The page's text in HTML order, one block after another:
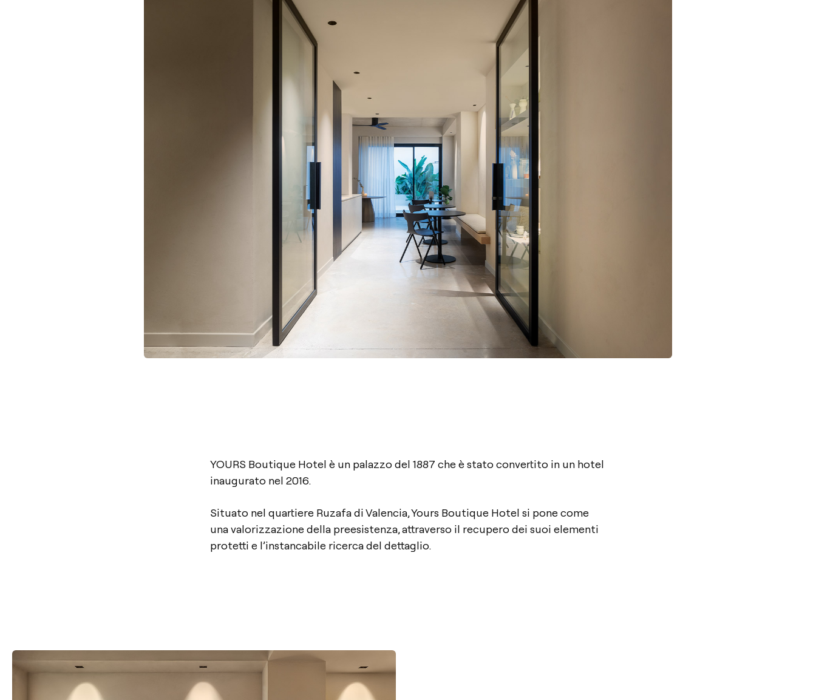
YOURS Boutique Hotel è un palazzo del 1887 che è stato convertito in un hotel
inaugurato nel 2016.
Situato nel quartiere Ruzafa di Valencia, Yours Boutique Hotel si pone come
una valorizzazione della preesistenza, attraverso il recupero dei suoi elementi
protetti e l’instancabile ricerca del dettaglio.